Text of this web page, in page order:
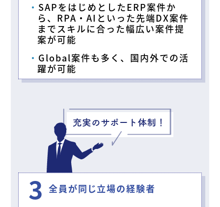
SAPをはじめとしたERP案件か
ら、RPA・AIといった先端DX案件
までスキルに合った幅広い案件提
案が可能
Global案件も多く、国内外での活
躍が可能
3 全員が同じ立場の経験者